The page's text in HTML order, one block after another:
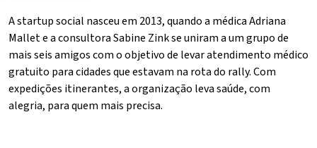
A startup social nasceu em 2013, quando a médica Adriana
Mallet e a consultora Sabine Zink se uniram a um grupo de
mais seis amigos com o objetivo de levar atendimento médico
gratuito para cidades que estavam na rota do rally. Com
expedições itinerantes, a organização leva saúde, com
alegria, para quem mais precisa.